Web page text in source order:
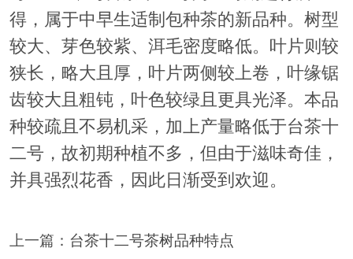
得，属于中早生适制包种茶的新品种。树型
较大、芽色较紫、洱毛密度略低。叶片则较
狭长，略大且厚，叶片两侧较上卷，叶缘锯
齿较大且粗钝，叶色较绿且更具光泽。本品
种较疏且不易机采，加上产量略低于台茶十
二号，故初期种植不多，但由于滋味奇佳，
并具强烈花香，因此日渐受到欢迎。
上一篇： 台茶十二号茶树品种特点